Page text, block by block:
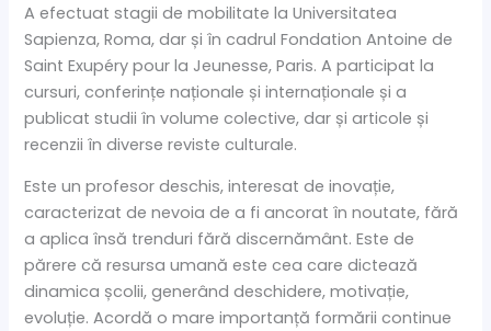
A efectuat stagii de mobilitate la Universitatea
Sapienza, Roma, dar și în cadrul Fondation Antoine de
Saint Exupéry pour la Jeunesse, Paris. A participat la
cursuri, conferințe naționale și internaționale și a
publicat studii în volume colective, dar și articole și
recenzii în diverse reviste culturale.
Este un profesor deschis, interesat de inovație,
caracterizat de nevoia de a fi ancorat în noutate, fără
a aplica însă trenduri fără discernământ. Este de
părere că resursa umană este cea care dictează
dinamica școlii, generând deschidere, motivație,
evoluție. Acordă o mare importanță formării continue